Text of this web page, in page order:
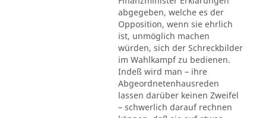
abgegeben, welche es der
Opposition, wenn sie ehrlich
ist, unmöglich machen
würden, sich der Schreckbilder
im Wahlkampf zu bedienen.
Indeß wird man – ihre
Abgeordnetenhausreden
lassen darüber keinen Zweifel
– schwerlich darauf rechnen